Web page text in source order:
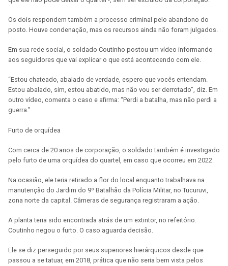
Os dois respondem também a processo criminal pelo abandono do
posto. Houve condenação, mas os recursos ainda não foram julgados.
Em sua rede social, o soldado Coutinho postou um vídeo informando
aos seguidores que vai explicar o que está acontecendo com ele.
“Estou chateado, abalado de verdade, espero que vocês entendam.
Estou abalado, sim, estou abatido, mas não vou ser derrotado”, diz. Em
outro vídeo, comenta o caso e afirma: “Perdi a batalha, mas não perdi a
guerra.”
Furto de orquídea
Com cerca de 20 anos de corporação, o soldado também é investigado
pelo furto de uma orquídea do quartel, em caso que ocorreu em 2022.
Na ocasião, ele teria retirado a flor do local enquanto trabalhava na
manutenção do Jardim do 9º Batalhão da Polícia Militar, no Tucuruvi,
zona norte da capital. Câmeras de segurança registraram a ação.
A planta teria sido encontrada atrás de um extintor, no refeitório.
Coutinho negou o furto. O caso aguarda decisão.
Ele se diz perseguido por seus superiores hierárquicos desde que
passou a se tatuar, em 2018, prática que não seria bem vista pelos